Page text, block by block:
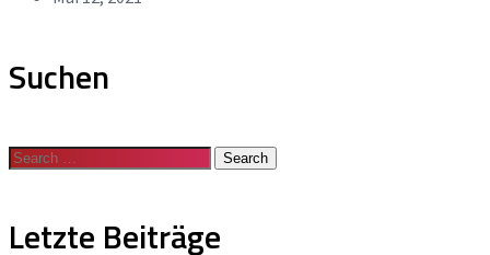
Suchen
Letzte Beiträge